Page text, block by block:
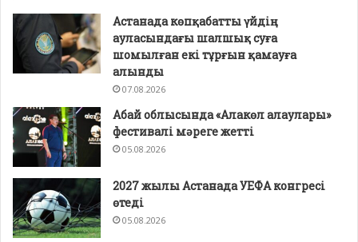
Астанада көпқабатты үйдің
ауласындағы шалшық суға
шомылған екі тұрғын қамауға
алынды
07.08.2026
Абай облысында «Алакөл алаулары»
фестивалі мәреге жетті
05.08.2026
2027 жылы Астанада УЕФА конгресі
өтеді
05.08.2026